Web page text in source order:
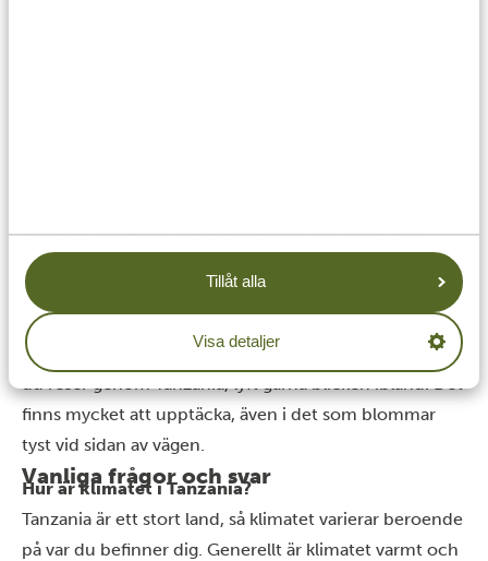
Tillåt alla
Visa detaljer
förtjänar också lite uppmärksamhet. De tillför färg,
variation och små stunder av skönhet längs vägen.
Vissa är lätta att upptäcka direkt. Andra kräver att du
tittar lite närmare. Men just det gör det också roligt. Ju
mer du ser, desto rikare blir upplevelsen. Så nästa gång
du reser genom Tanzania, lyft gärna blicken ibland. Det
finns mycket att upptäcka, även i det som blommar
tyst vid sidan av vägen.
Vanliga frågor och svar
Hur är klimatet i Tanzania?
Tanzania är ett stort land, så klimatet varierar beroende
på var du befinner dig. Generellt är klimatet varmt och